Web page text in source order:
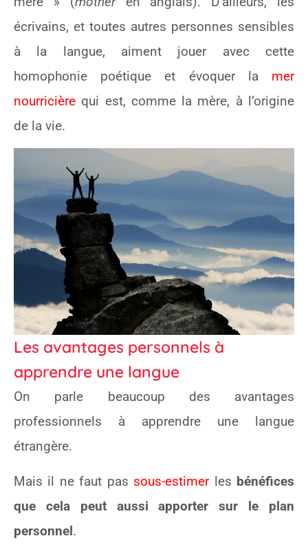
écrivains, et toutes autres personnes sensibles
à la langue, aiment jouer avec cette
homophonie poétique et évoquer la mer
nourricière qui est, comme la mère, à l’origine
de la vie.
Les avantages personnels à
apprendre une langue
On parle beaucoup des avantages
professionnels à apprendre une langue
étrangère.
Mais il ne faut pas sous-estimerles bénéfices
que cela peut aussi apporter sur le plan
personnel.